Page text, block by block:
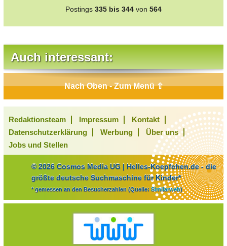
Postings 335 bis 344 von 564
Auch interessant:
Nach Oben - Zum Menü ⇧
Redaktionsteam Impressum
Kontakt
Datenschutzerklärung
Werbung
Über uns
Jobs und Stellen
© 2026 Cosmos Media UG | Helles-Koepfchen.de - die
größte deutsche Suchmaschine für Kinder*
* gemessen an den Besucherzahlen (Quelle: Similarweb)